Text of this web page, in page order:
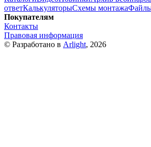
ответКалькуляторыСхемы монтажа
Покупателям
Контакты
Правовая информация
© Разработано в Arlight, 2026